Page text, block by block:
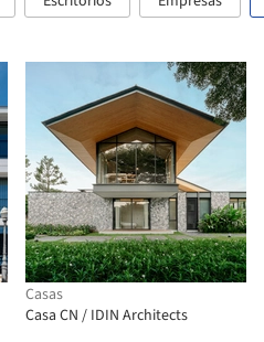
Casas
Casa CN / IDIN Architects